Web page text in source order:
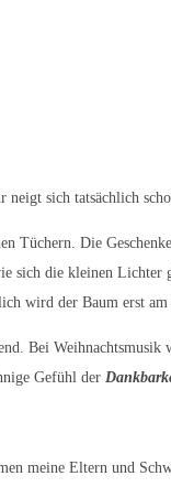
neigt sich tatsächlich
Tüchern. Die
sich die kleinen
wird der Baum erst am
Bei Weihnachtsmusik
Gefühl der
meine Eltern und